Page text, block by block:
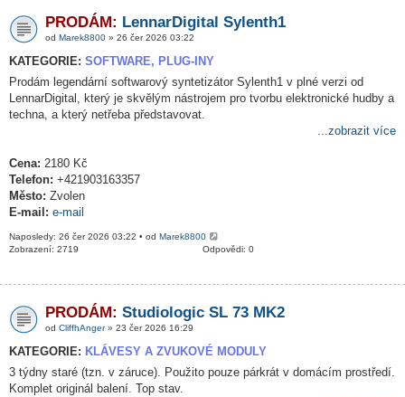
PRODÁM: LennarDigital Sylenth1
od Marek8800 » 26 čer 2026 03:22
KATEGORIE: SOFTWARE, PLUG-INY
Prodám legendární softwarový syntetizátor Sylenth1 v plné verzi od
LennarDigital, který je skvělým nástrojem pro tvorbu elektronické hudby a
techna, a který netřeba představovat.
...zobrazit více
Cena: 2180 Kč
Telefon: +421903163357
Město: Zvolen
E-mail: e-mail
Naposledy: 26 čer 2026 03:22 • od Marek8800
Odpovědi: 0
Zobrazení: 2719
PRODÁM: Studiologic SL 73 MK2
od CliffhAnger» 23 čer 2026 16:29
KATEGORIE: KLÁVESY A ZVUKOVÉ MODULY
3 týdny staré (tzn. v záruce). Použito pouze párkrát v domácím prostředí.
Komplet originál balení. Top stav.